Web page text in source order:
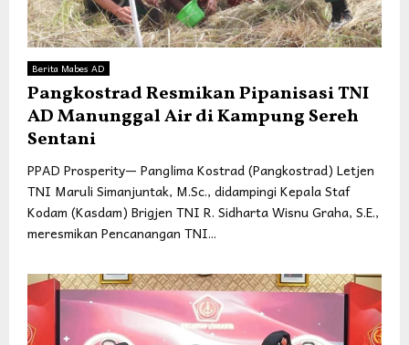
Berita Mabes AD
Pangkostrad Resmikan Pipanisasi TNI
AD Manunggal Air di Kampung Sereh
Sentani
PPAD Prosperity— Panglima Kostrad (Pangkostrad) Letjen
TNI Maruli Simanjuntak, M.Sc., didampingi Kepala Staf
Kodam (Kasdam) Brigjen TNI R. Sidharta Wisnu Graha, S.E.,
meresmikan Pencanangan TNI...